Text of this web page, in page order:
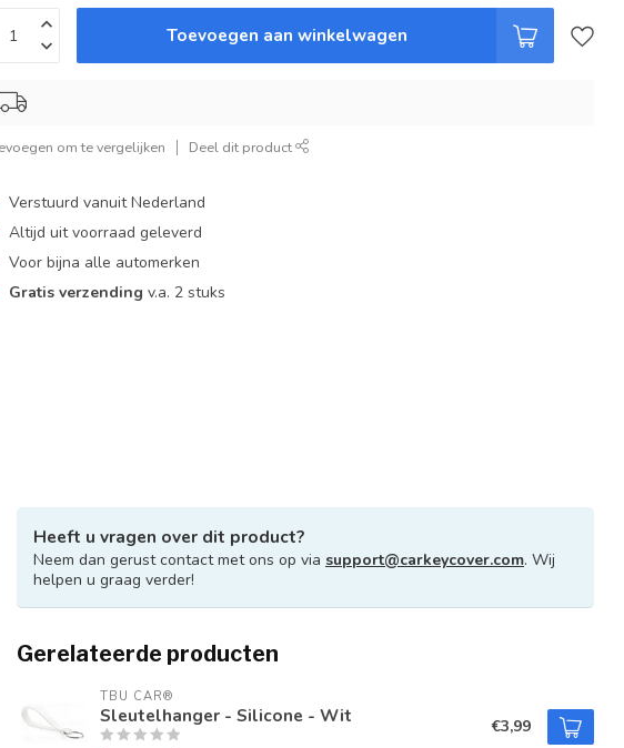
Toevoegen aan winkelwagen
om te vergelijken Deel dit product
Verstuurd vanuit Nederland
Altijd uit voorraad geleverd
Voor bijna alle automerken
Gratis verzending v.a. 2 stuks
Heeft u vragen over dit product?
Neem dan gerust contact met ons op via support@carkeycover.com. Wij
helpen u graag verder!
Gerelateerde producten
TBU CAR®
Sleutelhanger - Silicone - Wit €3,99